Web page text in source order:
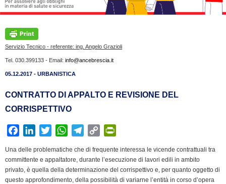
Servizio Tecnico - referente: ing. Angelo Grazioli
Tel. 030.399133 - Email: info@ancebrescia.it
05.12.2017 - URBANISTICA
CONTRATTO DI APPALTO E REVISIONE DEL
CORRISPETTIVO
c
e
b
n
k
e
i
t
t
W
a
t
s
e
g
C
p
y
L
i
n
t
Una delle problematiche che di frequente interessa le vicende contrattuali tra
committente e appaltatore, durante l’esecuzione di lavori edili in ambito
privato, è quella della determinazione del corrispettivo e, per quanto oggetto di
questo approfondimento, della possibilità di variarne l’entità in corso d’opera